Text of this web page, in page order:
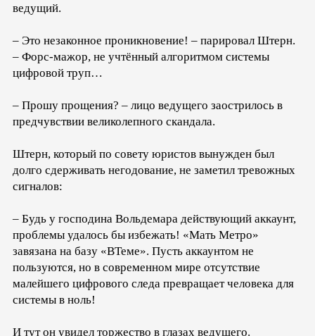
ведущий.
– Это незаконное проникновение! – парировал Штерн.
– Форс-мажор, не учтённый алгоритмом системы
цифровой труп…
– Прошу прощения? – лицо ведущего заострилось в
предчувствии великолепного скандала.
Штерн, который по совету юристов вынужден был
долго сдерживать негодование, не заметил тревожных
сигналов:
– Будь у господина Вольдемара действующий аккаунт,
проблемы удалось бы избежать! «Мать Метро»
завязана на базу «ВТеме». Пусть аккаунтом не
пользуются, но в современном мире отсутствие
малейшего цифрового следа превращает человека для
системы в ноль!
И тут он увидел торжество в глазах ведущего.